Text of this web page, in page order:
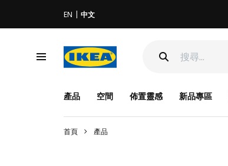
EN 中文
產品 空間 佈置靈感 新品專區
首頁 產品